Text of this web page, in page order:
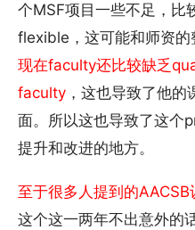
个MSF项目一些不足，比
flexible，这可能和师资的
现在faculty还比较缺乏
faculty ，这也导致了他
面。所以这也导致了这个
提升和改进的地方。
至于很多人提到的AACSB
这个这一两年不出意外的